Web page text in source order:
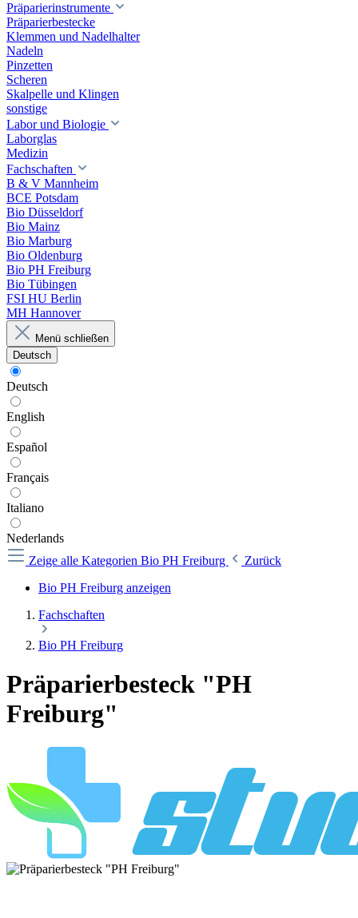
Präparierinstrumente
Präparierbestecke
Klemmen und Nadelhalter
Nadeln
Pinzetten
Scheren
Skalpelle und Klingen
sonstige
Labor und Biologie
Laborglas
Medizin
Fachschaften
B & V Mannheim
BCE Potsdam
Bio Düsseldorf
Bio Mainz
Bio Marburg
Bio Oldenburg
Bio PH Freiburg
Bio Tübingen
FSI HU Berlin
MH Hannover
Menü schließen
Deutsch
Deutsch
English
Español
Français
Italiano
Nederlands
Zeige alle Kategorien Bio PH Freiburg
Zurück
Bio PH Freiburg anzeigen
Fachschaften
Bio PH Freiburg
Präparierbesteck "PH
Freiburg"